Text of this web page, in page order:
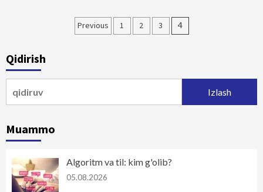
Maqolalar
Previous 1 2 3 4
Qidirish
Muammo
Algoritm va til: kim g'olib?
05.08.2026